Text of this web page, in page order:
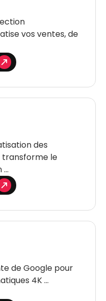
vos ventes, de
des
transforme le
…
de Google pour
4K …